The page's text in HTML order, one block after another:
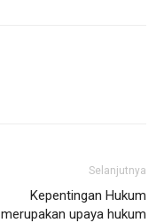
Selanjutnya
Kepentingan Hukum
merupakan upaya hukum